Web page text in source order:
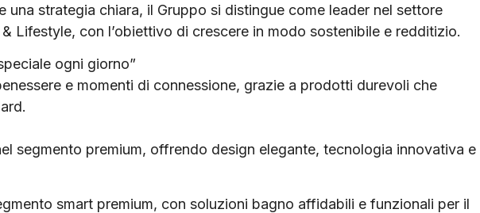
una strategia chiara, il Gruppo si distingue come leader nel settore
Lifestyle, con l’obiettivo di crescere in modo sostenibile e redditizio.
ogni giorno”
e momenti di connessione, grazie a prodotti durevoli che
segmento premium, offrendo design elegante, tecnologia innovativa e
smart premium, con soluzioni bagno affidabili e funzionali per il